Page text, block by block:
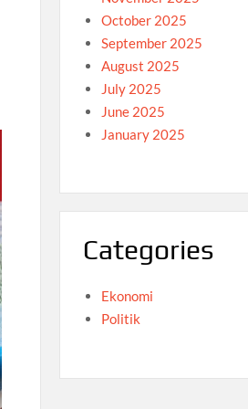
October 2025
September 2025
August 2025
July 2025
June 2025
January 2025
Categories
Ekonomi
Politik